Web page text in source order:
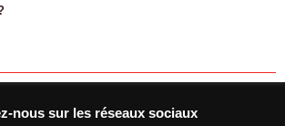
nous sur les réseaux sociaux